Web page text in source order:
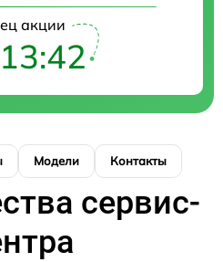
акции
Модели Контакты
сервис-